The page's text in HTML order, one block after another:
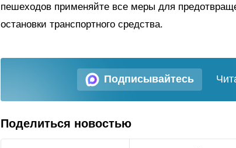
пешеходов применяйте все меры для
остановки транспортного средства.
Подписывайтесь
Поделиться новостью